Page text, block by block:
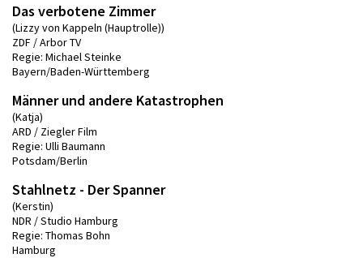
Das verbotene Zimmer
(Lizzy von Kappeln (Hauptrolle))
ZDF / Arbor TV
Regie: Michael Steinke
Bayern/Baden-Württemberg
Männer und andere Katastrophen
(Katja)
ARD / Ziegler Film
Regie: Ulli Baumann
Potsdam/Berlin
Stahlnetz - Der Spanner
(Kerstin)
NDR / Studio Hamburg
Regie: Thomas Bohn
Hamburg